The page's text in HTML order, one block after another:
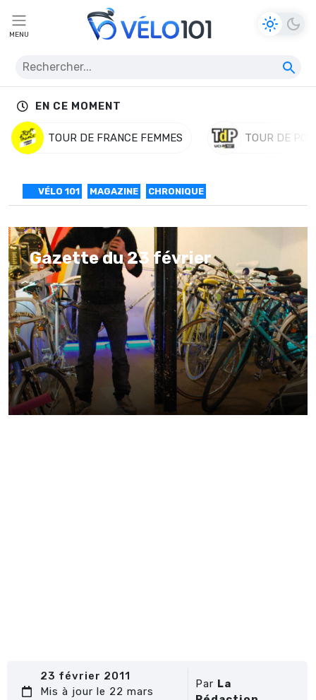
MENU
EN CE MOMENT
TOUR DE FRANCE FEMMES TOUR DE
VÉLO 101 MAGAZINE CHRONIQUE
Gazette du 23 février
23 février 2011
Mis à jour le 22 mars
Par La